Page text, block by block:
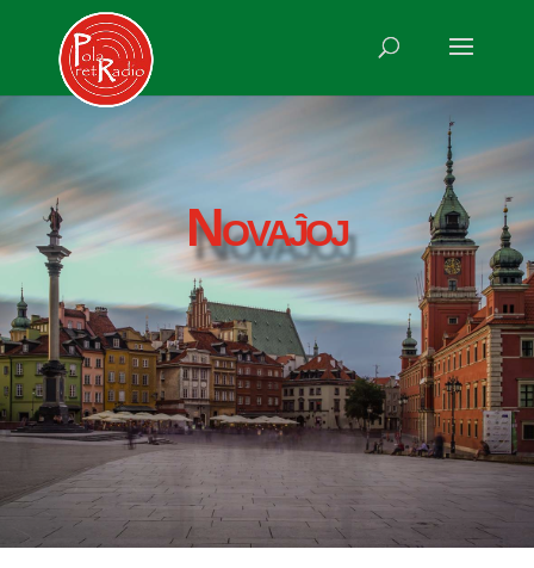
Novaĵoj